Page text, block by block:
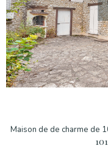
Maison de de charme de